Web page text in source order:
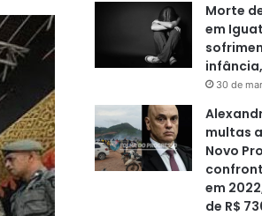
Morte
em
30 de
multas
Novo
em
de R$